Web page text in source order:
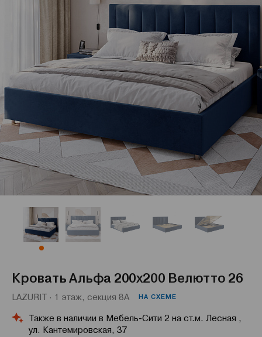
Кровать Альфа 200x200 Велютто 26
LAZURIT · 1 этаж, секция 8А НА СХЕМЕ
Также в наличии в Мебель-Сити 2 на ст.м. Лесная ,
ул. Кантемировская, 37